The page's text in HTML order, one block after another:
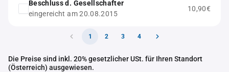
Beschluss d. Gesellschafter
eingereicht am 20.08.2015
10,90€
1 2 3 4
Die Preise sind inkl. 20% gesetzlicher USt. für Ihren Standort
(Österreich) ausgewiesen.